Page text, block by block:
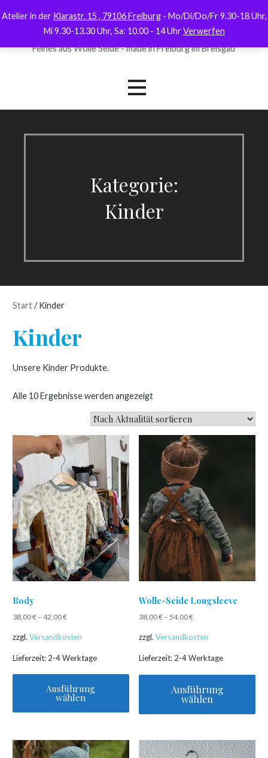
Inhalt
finka mode
Feines aus Wolle Seide - made in Freiburg im Breisgau
Kategorie:
Kinder
Start/ Kinder
Kinder
Unsere Kinder Produkte.
Alle 10 Ergebnisse werden angezeigtNach
Aktualität
sortiert
Body
38,00€– 42,00€
zzgl. Versandkosten
Lieferzeit: 2-4 Werktage
Ausführung
wählen
weist
Wolle-Seide Longsleeve
38,00€ –54,00€
zzgl.Versandkosten
Lieferzeit: 2-4 Werktage
Ausführung
wählen
weist
Atelier in der Klarastr. 15 , 79106 Freiburg- Mo/Di/Do/Fr 9.30-18 Uhr,
Mi 9.30-13.30 Uhr, Sa: 10.00 - 14 UhrVerwerfen